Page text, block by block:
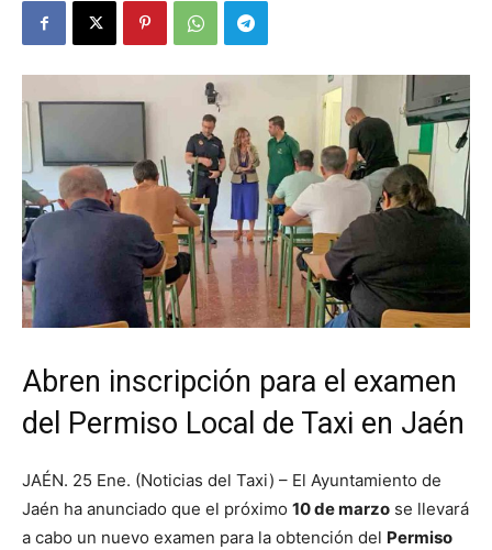
Abren inscripción para el examen
del Permiso Local de Taxi en Jaén
JAÉN. 25 Ene. (Noticias del Taxi) – El Ayuntamiento de
Jaén ha anunciado que el próximo 10 de marzo se llevará
a cabo un nuevo examen para la obtención del Permiso